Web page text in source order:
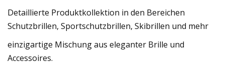
Detaillierte Produktkollektion in den Bereichen
Schutzbrillen, Sportschutzbrillen, Skibrillen und mehr
einzigartige Mischung aus eleganter Brille und
Accessoires.